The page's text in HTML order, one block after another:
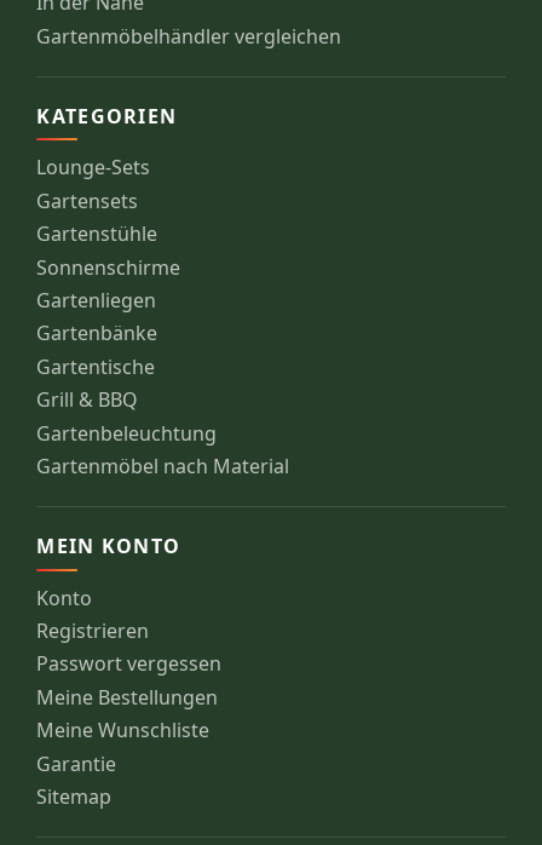
Gartenmöbelhändler vergleichen
KATEGORIEN
Lounge-Sets
Gartensets
Gartenstühle
Sonnenschirme
Gartenliegen
Gartenbänke
Gartentische
Grill & BBQ
Gartenbeleuchtung
Gartenmöbel nach Material
MEIN KONTO
Konto
Registrieren
Passwort vergessen
Meine Bestellungen
Meine Wunschliste
Garantie
Sitemap